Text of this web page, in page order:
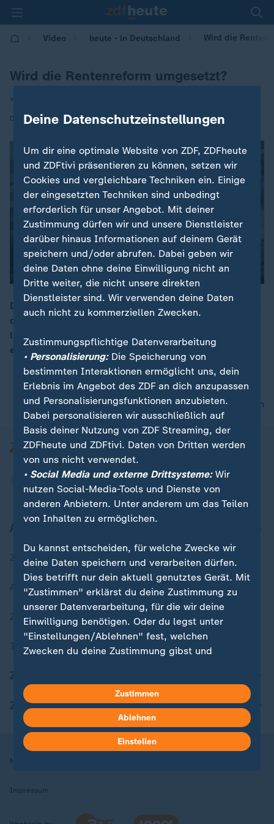
Video heute - in Deutschland Wird die
Wird die Rentenreform umgesetzt?
von Daniel Pontzen
02.06.2026 | 14:00
Die Rentenreform zählt zu den schwierigsten Vorhaben
der Bundesregierung. Arbeitsministerin Bas will
langfristig auch Beamte in die gesetzliche Rente
einbeziehen.
nach oben
Zuletzt veröffentlicht
Aktuelle Sendungs-Videos
ZDFheute Stories
Themen im Überblick
ZDFheute Apps
Nutzungsbedingungen
Impressum
Deine Datenschutzeinstellungen
Um dir eine optimale Website von ZDF, ZDFheute
und ZDFtivi präsentieren zu können, setzen wir
Cookies und vergleichbare Techniken ein. Einige
der eingesetzten Techniken sind unbedingt
erforderlich für unser Angebot. Mit deiner
Zustimmung dürfen wir und unsere Dienstleister
darüber hinaus Informationen auf deinem Gerät
speichern und/oder abrufen. Dabei geben wir
deine Daten ohne deine Einwilligung nicht an
Dritte weiter, die nicht unsere direkten
Dienstleister sind. Wir verwenden deine Daten
auch nicht zu kommerziellen Zwecken.
Zustimmungspflichtige Datenverarbeitung
• Personalisierung:Die Speicherung von
bestimmten Interaktionen ermöglicht uns, dein
Erlebnis im Angebot des ZDF an dich anzupassen
und Personalisierungsfunktionen anzubieten.
Dabei personalisieren wir ausschließlich auf
Basis deiner Nutzung von ZDF Streaming, der
ZDFheute und ZDFtivi. Daten von Dritten werden
von uns nicht verwendet.
• Social Media und externe Drittsysteme:Wir
nutzen Social-Media-Tools und Dienste von
anderen Anbietern. Unter anderem um das Teilen
von Inhalten zu ermöglichen.
Du kannst entscheiden, für welche Zwecke wir
deine Daten speichern und verarbeiten dürfen.
Dies betrifft nur dein aktuell genutztes Gerät. Mit
"Zustimmen" erklärst du deine Zustimmung zu
unserer Datenverarbeitung, für die wir deine
Einwilligung benötigen. Oder du legst unter
"Einstellungen/Ablehnen" fest, welchen
Zwecken du deine Zustimmung gibst und
in deinen Einstellungen widerrufen oder ändern.
Hier findest du das Impressum.
Weitere Informationen findest du in unserer
Datenschutzerklärung.
Zustimmen
Ablehnen
Einstellen